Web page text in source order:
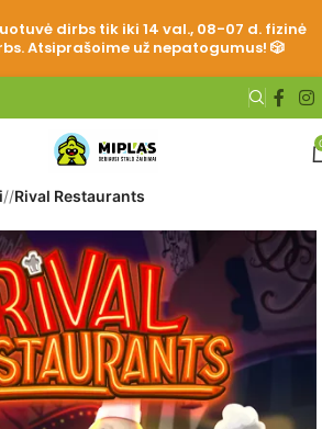
dirbs tik iki 14 val., 08-07 d. fizinė
Atsiprašoime už nepatogumus! 🎲
/ Rival Restaurants